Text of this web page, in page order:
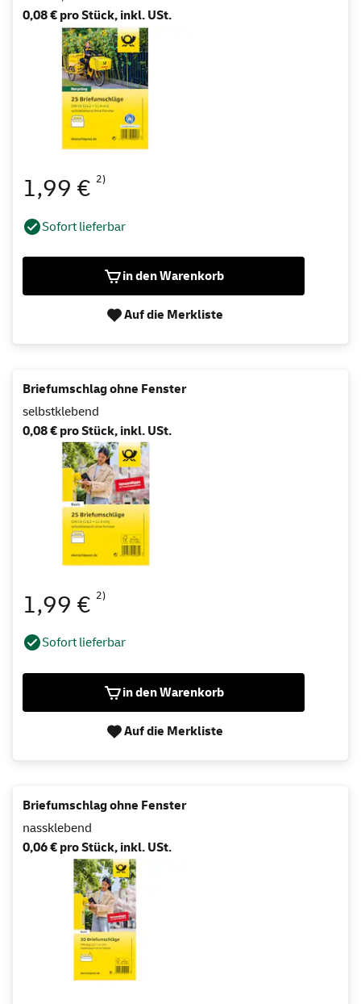
0,08 € pro Stück, inkl. USt.
1,99 € 2)
Sofort lieferbar
in den Warenkorb
Auf die Merkliste
Briefumschlag ohne Fenster
selbstklebend
0,08 € pro Stück, inkl. USt.
1,99 € 2)
Sofort lieferbar
in den Warenkorb
Auf die Merkliste
Briefumschlag ohne Fenster
nassklebend
0,06 € pro Stück, inkl. USt.